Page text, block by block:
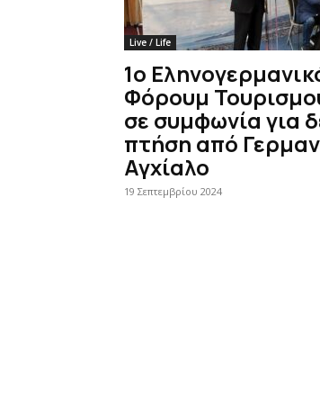
Live / Life
1ο
Φόρουμ
σε συμφωνία για
πτήση από
Αγχίαλο
19 Σεπτεμβρίου 2024